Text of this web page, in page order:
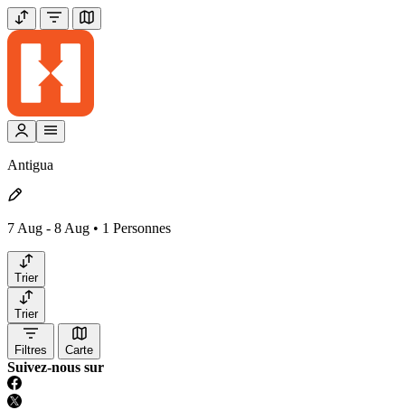
Antigua
7 Aug - 8 Aug • 1 Personnes
Trier
Trier
Filtres Carte
Suivez-nous sur